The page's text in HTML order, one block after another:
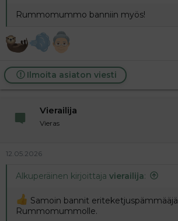
t
a
Rummomummo banniin myös!
Ilmoita asiaton viesti
Vierailija
Vieras
12.05.2026
Alkuperäinen kirjoittaja vierailija:
Samoin bannit eriteketjuspämmääjä
Rummomummolle.